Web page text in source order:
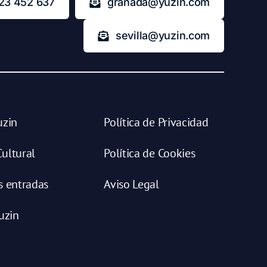
sevilla@yuzin.com
entradas
Política de Privacidad
Política de Cookies
Aviso Legal